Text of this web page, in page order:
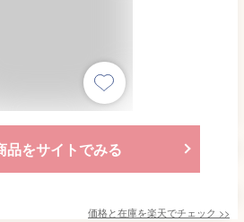
品をサイトでみる
価格と在庫を楽天でチェック >>